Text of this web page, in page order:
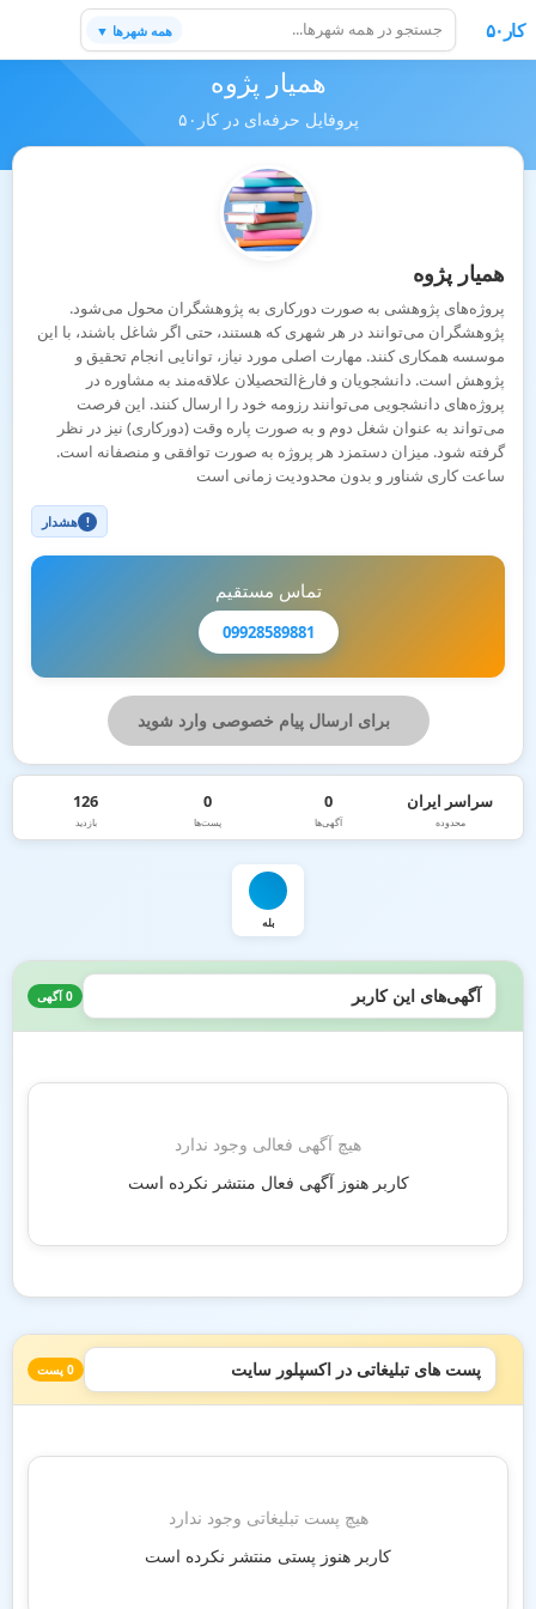
کار۵۰ همه شهرها ▼
همیار پژوه
پروفایل حرفه‌ای در کار۵۰
همیار پژوه
پروژه‌های پژوهشی به صورت دورکاری به پژوهشگران محول می‌شود.
پژوهشگران می‌توانند در هر شهری که هستند، حتی اگر شاغل باشند، با این
موسسه همکاری کنند. مهارت اصلی مورد نیاز، توانایی انجام تحقیق و
پژوهش است. دانشجویان و فارغ‌التحصیلان علاقه‌مند به مشاوره در
پروژه‌های دانشجویی می‌توانند رزومه خود را ارسال کنند. این فرصت
می‌تواند به عنوان شغل دوم و به صورت پاره وقت (دورکاری) نیز در نظر
گرفته شود. میزان دستمزد هر پروژه به صورت توافقی و منصفانه است.
ساعت کاری شناور و بدون محدودیت زمانی است
! هشدار
تماس مستقیم
09928589881
برای ارسال پیام خصوصی وارد شوید
سراسر ایران
محدوده
0
آگهی‌ها
0
پست‌ها
126
بازدید
بله
آگهی‌های این کاربر 0 آگهی
هیچ آگهی فعالی وجود ندارد
کاربر هنوز آگهی فعال منتشر نکرده است
پست های تبلیغاتی در اکسپلور سایت 0 پست
هیچ پست تبلیغاتی وجود ندارد
کاربر هنوز پستی منتشر نکرده است